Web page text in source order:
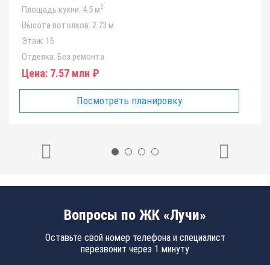
Площадь кухни: 4.5 м2
Высота потолков: 2.73 м
Этаж: 16
Отделка: Без ремонта
Цена: 7.57 млн ₽
Посмотреть планировку
Вопросы по ЖК «Лучи»
Оставьте свой номер телефона и специалист
перезвонит через 1 минуту